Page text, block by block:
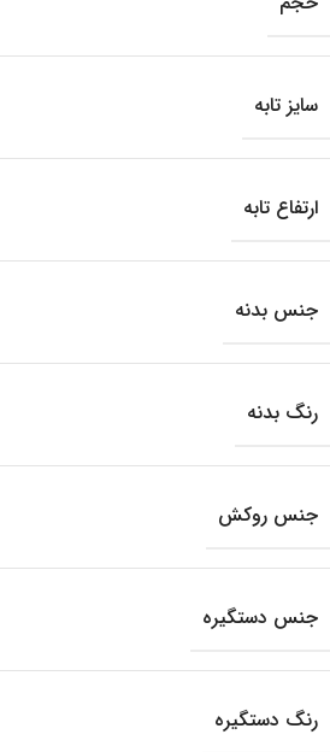
سایز تابه
ارتفاع تابه
جنس بدنه
رنگ بدنه
جنس روکش
جنس دستگیره
رنگ دستگیره